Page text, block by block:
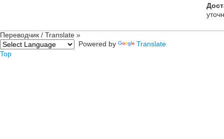
Переводчик / Translate »
Powered by
Translate
Top